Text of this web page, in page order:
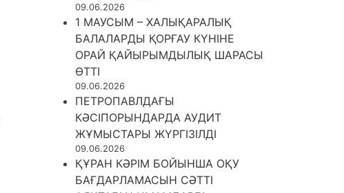
09.06.2026
1 МАУСЫМ – ХАЛЫҚАРАЛЫҚ
БАЛАЛАРДЫ ҚОРҒАУ КҮНІНЕ
ОРАЙ ҚАЙЫРЫМДЫЛЫҚ ШАРАСЫ
ӨТТІ
09.06.2026
ПЕТРОПАВЛДАҒЫ
КӘСІПОРЫНДАРДА АУДИТ
ЖҰМЫСТАРЫ ЖҮРГІЗІЛДІ
09.06.2026
ҚҰРАН КӘРІМ БОЙЫНША ОҚУ
БАҒДАРЛАМАСЫН СӘТТІ